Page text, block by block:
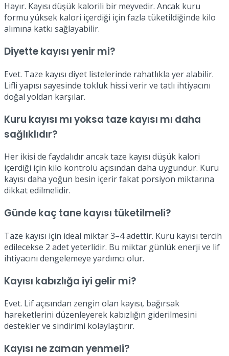
Hayır. Kayısı düşük kalorili bir meyvedir. Ancak kuru
formu yüksek kalori içerdiği için fazla tüketildiğinde kilo
alımına katkı sağlayabilir.
Diyette kayısı yenir mi?
Evet. Taze kayısı diyet listelerinde rahatlıkla yer alabilir.
Lifli yapısı sayesinde tokluk hissi verir ve tatlı ihtiyacını
doğal yoldan karşılar.
Kuru kayısı mı yoksa taze kayısı mı daha
sağlıklıdır?
Her ikisi de faydalıdır ancak taze kayısı düşük kalori
içerdiği için kilo kontrolü açısından daha uygundur. Kuru
kayısı daha yoğun besin içerir fakat porsiyon miktarına
dikkat edilmelidir.
Günde kaç tane kayısı tüketilmeli?
Taze kayısı için ideal miktar 3–4 adettir. Kuru kayısı tercih
edilecekse 2 adet yeterlidir. Bu miktar günlük enerji ve lif
ihtiyacını dengelemeye yardımcı olur.
Kayısı kabızlığa iyi gelir mi?
Evet. Lif açısından zengin olan kayısı, bağırsak
hareketlerini düzenleyerek kabızlığın giderilmesini
destekler ve sindirimi kolaylaştırır.
Kayısı ne zaman yenmeli?